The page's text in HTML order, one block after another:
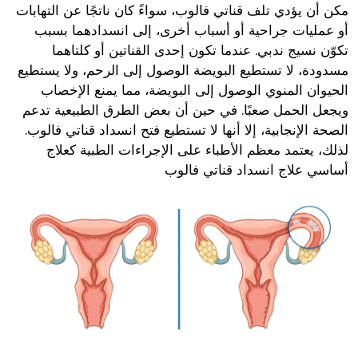
مكن أن يؤدي تلف قناتي فالوب، سواءً كان ناتجًا عن التهابات
أو عمليات جراحية أو أسباب أخرى، إلى انسدادهما بسبب
تكوّن نسيج ندبي. عندما تكون إحدى القناتين أو كلتاهما
مسدودة، لا تستطيع البويضة الوصول إلى الرحم، ولا يستطيع
الحيوان المنوي الوصول إلى البويضة، مما يمنع الإخصاب
ويجعل الحمل صعبًا. في حين أن بعض الطرق الطبيعية تدعم
الصحة الإنجابية، إلا أنها لا تستطيع فتح انسداد قناتي فالوب.
لذلك، يعتمد معظم الأطباء على الإجراءات الطبية كعلاج
أساسي علاج انسداد قناتي فالوب